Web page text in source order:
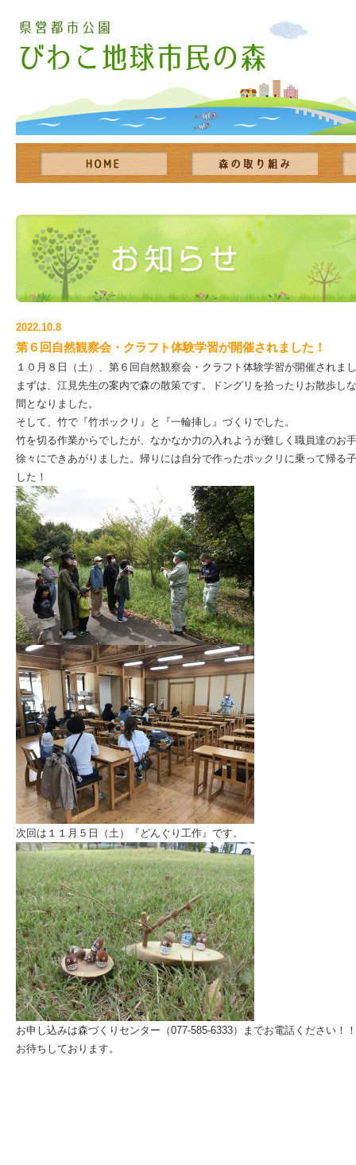
2022.10.8
第６回自然観察会・クラフト体験学習が開催されました！
１０月８日（土）、第６回自然観察会・クラフト体験学習が開催されま
まずは、江見先生の案内で森の散策です。ドングリを拾ったりお散歩し
間となりました。
そして、竹で『竹ポックリ』と『一輪挿し』づくりでした。
竹を切る作業からでしたが、なかなか力の入れようが難しく職員達のお
徐々にできあがりました。帰りには自分で作ったポックリに乗って帰る
した！
次回は１１月５日（土）『どんぐり工作』です。
お申し込みは森づくりセンター（077-585-6333）までお電話ください！！
お待ちしております。